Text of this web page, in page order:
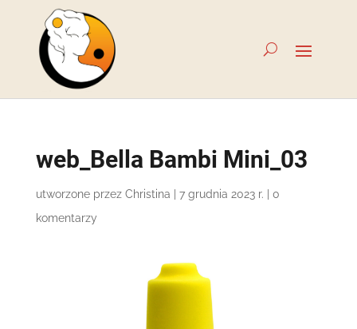
web_Bella Bambi Mini_03
utworzone przez Christina 7 grudnia 2023 r.
0
komentarzy